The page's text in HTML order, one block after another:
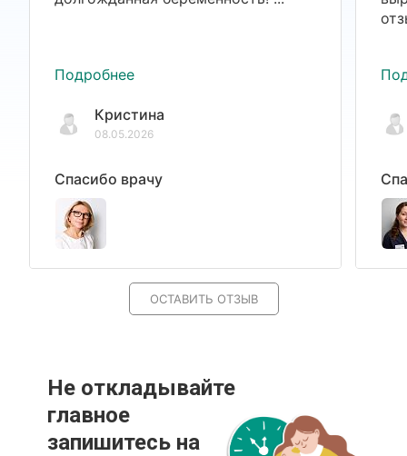
Подробнее
Кристина
08.05.2026
Спасибо врачу
ОСТАВИТЬ ОТЗЫВ
Не откладывайте
главное
запишитесь на